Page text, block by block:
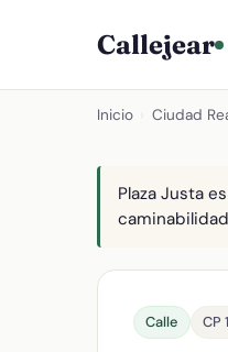
Callejear
Inicio Ciudad
Plaza Justa
Calle CP